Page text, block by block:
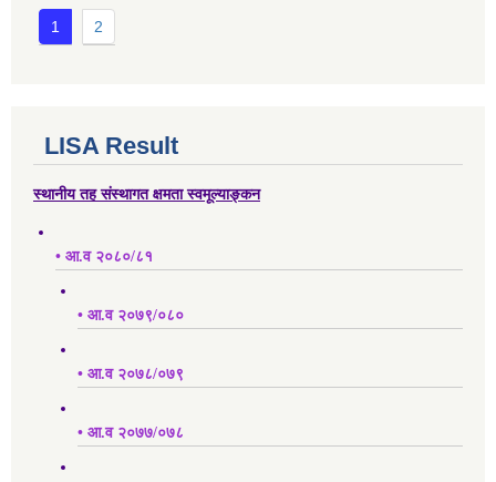
1 2
LISA Result
स्थानीय तह संस्थागत क्षमता स्वमूल्याङ्कन
• आ.व २०८०/८१
• आ.व २०७९/०८०
• आ.व २०७८/०७९
• आ.व २०७७/०७८